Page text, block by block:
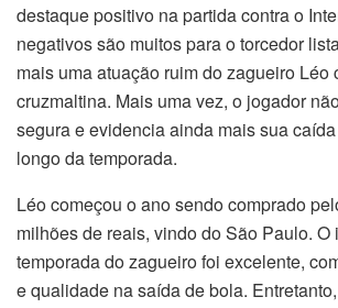
destaque positivo na partida contra o
negativos são muitos para o torcedor
mais uma atuação ruim do zagueiro Léo
cruzmaltina. Mais uma vez, o jogador
segura e evidencia ainda mais sua
longo da temporada.
Léo começou o ano sendo comprado
milhões de reais, vindo do São Paulo. O
temporada do zagueiro foi excelente,
e qualidade na saída de bola.